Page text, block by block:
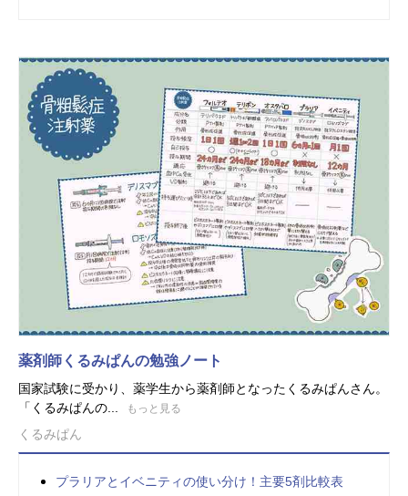
薬剤師くるみぱんの勉強ノート
国家試験に受かり、薬学生から薬剤師となったくるみぱんさん。
「くるみぱんの...
もっと見る
くるみぱん
プラリアとイベニティの使い分け！主要5剤比較表